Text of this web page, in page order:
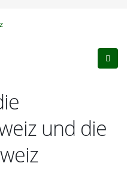
und die